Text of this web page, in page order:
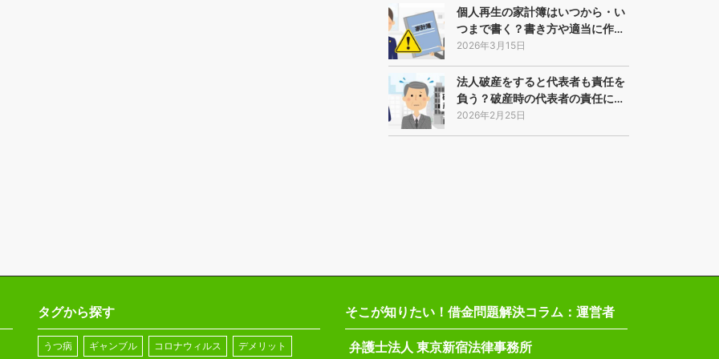
個人再生の家計簿はいつから・い
つまで書く？書き方や適当に作…
2026年3月15日
法人破産をすると代表者も責任を
負う？破産時の代表者の責任に…
2026年2月25日
タグから探す
うつ病 ギャンブル コロナウィルス デメリット
そこが知りたい！借金問題解決コラム：運営者
弁護士法人 東京新宿法律事務所